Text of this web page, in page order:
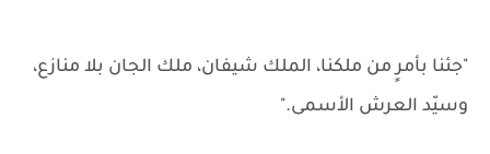
"جئنا بأمرٍ من ملكنا، الملك شيفان، ملك الجان بلا منازع،
وسيّد العرش الأسمى."